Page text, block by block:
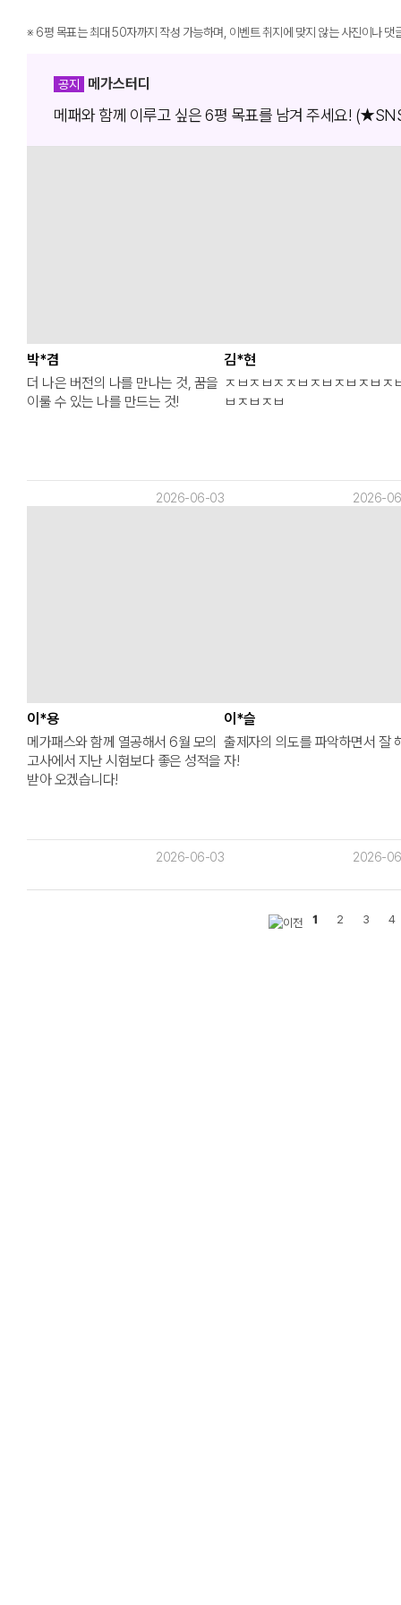
※ 6평 목표는 최대 50자까지 작성 가능하며, 이벤트 취지에 맞지 않는 사진이나 댓
공지 메가스터디
메패와 함께 이루고 싶은 6평 목표를 남겨 주세요!
박*겸
더 나은 버전의 나를 만나는 것, 꿈을
이룰 수 있는 나를 만드는 것!
2026-06-03
김*현
ㅈㅂㅈㅂㅈㅈㅂㅈㅂㅈㅂㅈㅂㅈ
ㅂㅈㅂㅈㅂ
2026-
이*용
메가패스와 함께 열공해서 6월 모의
고사에서 지난 시험보다 좋은 성적을
받아 오겠습니다!
2026-06-03
이*슬
출제자의 의도를 파악하면서 잘
자!
2026-
1 2 3 4